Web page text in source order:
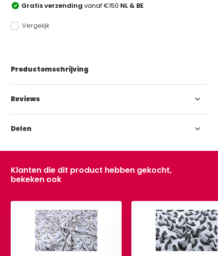
Gratis verzendingvanaf €150 NL & BE
Vergelijk
Productomschrijving
Reviews
Delen
Klanten die dit product hebben gekocht,
bekeken ook